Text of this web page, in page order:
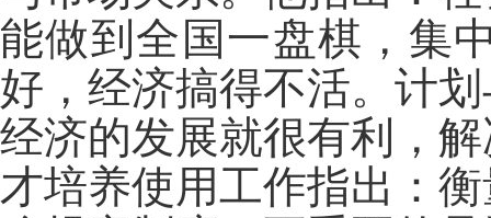
能做到全国一盘棋，集
好，经济搞得不活。计
经济的发展就很有利，
才培养使用工作指出：